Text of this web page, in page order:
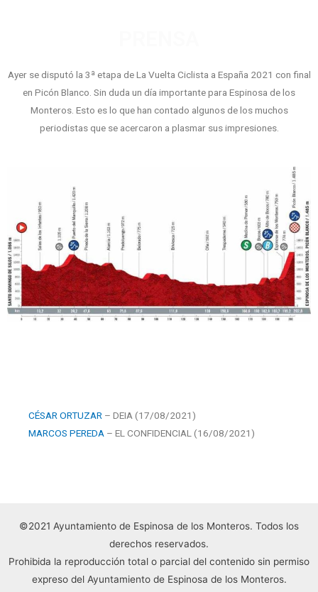
Ayer se disputó la 3ª etapa de La Vuelta Ciclista a España 2021 con final
en Picón Blanco. Sin duda un día importante para Espinosa de los
Monteros. Esto es lo que han contado algunos de los muchos
periodistas que se acercaron a plasmar sus impresiones.
CÉSAR ORTUZAR – DEIA (17/08/2021)
MARCOS PEREDA – EL CONFIDENCIAL (16/08/2021)
©2021 Ayuntamiento de Espinosa de los Monteros. Todos los
derechos reservados.
Prohibida la reproducción total o parcial del contenido sin permiso
expreso del Ayuntamiento de Espinosa de los Monteros.